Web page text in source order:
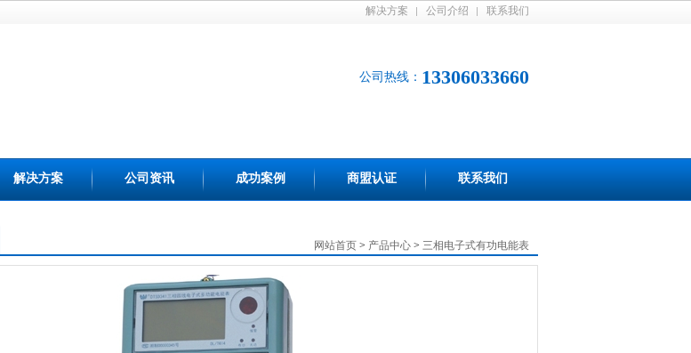
解决方案 公司介绍 联系我们
公司热线： 13306033660
解决方案 公司资讯 成功案例 商盟认证 联系我们
网站首页 > 产品中心 > 三相电子式有功电能表